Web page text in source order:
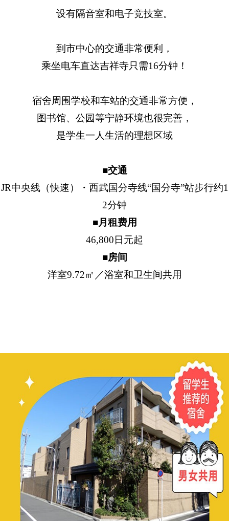
设有隔音室和电子竞技室。
到市中心的交通非常便利，
乘坐电车直达吉祥寺只需16分钟！
宿舍周围学校和车站的交通非常方便，
图书馆、公园等宁静环境也很完善，
是学生一人生活的理想区域
■交通
JR中央线（快速）・西武国分寺线“国分寺”站步行约1
2分钟
■月租费用
46,800日元起
■房间
洋室9.72㎡／浴室和卫生间共用